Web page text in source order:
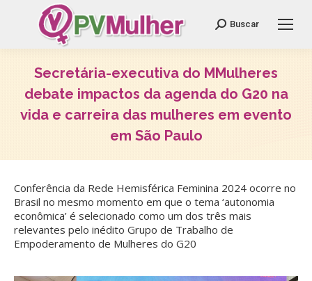
Search:
Buscar
Secretária-executiva do MMulheres
debate impactos da agenda do G20 na
vida e carreira das mulheres em evento
em São Paulo
Conferência da Rede Hemisférica Feminina 2024 ocorre no
Brasil no mesmo momento em que o tema ‘autonomia
econômica’ é selecionado como um dos três mais
relevantes pelo inédito Grupo de Trabalho de
Empoderamento de Mulheres do G20